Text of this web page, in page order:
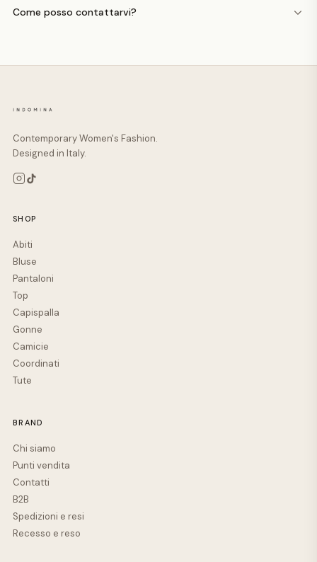
Come posso contattarvi?
Contemporary Women's Fashion.
Designed in Italy.
SHOP
Abiti
Bluse
Pantaloni
Top
Capispalla
Gonne
Camicie
Coordinati
Tute
BRAND
Chi siamo
Punti vendita
Contatti
B2B
Spedizioni e resi
Recesso e reso